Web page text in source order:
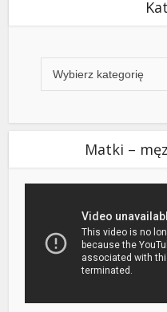
Matki –